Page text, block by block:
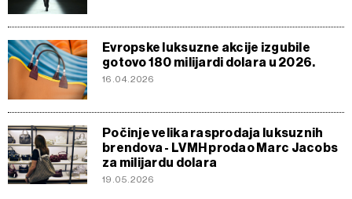
Evropske luksuzne akcije izgubile
gotovo 180 milijardi dolara u 2026.
16.04.2026
Počinje velika rasprodaja luksuznih
brendova - LVMH prodao Marc Jacobs
za milijardu dolara
19.05.2026